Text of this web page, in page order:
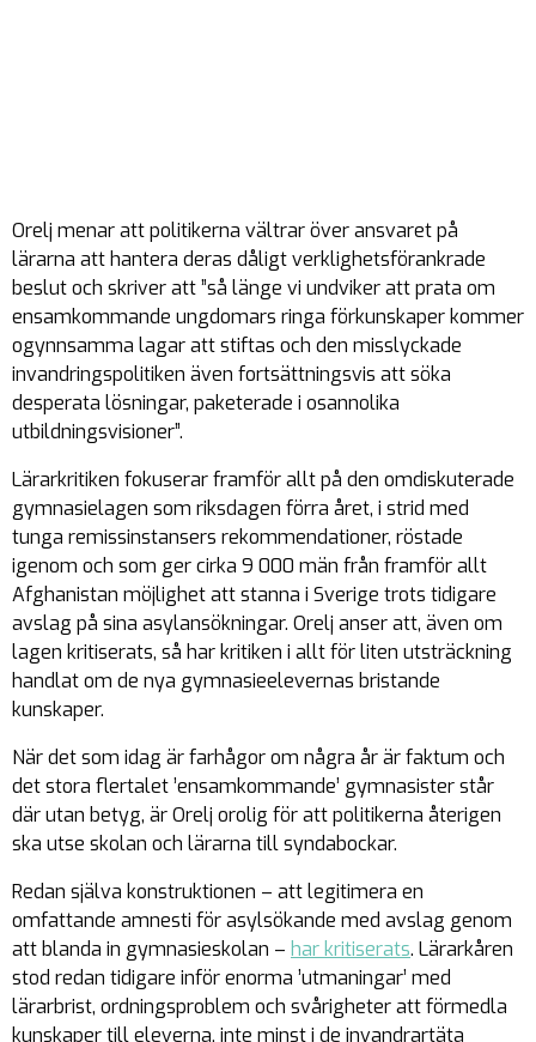
Orelj menar att politikerna vältrar över ansvaret på
lärarna att hantera deras dåligt verklighetsförankrade
beslut och skriver att ”så länge vi undviker att prata om
ensamkommande ungdomars ringa förkunskaper kommer
ogynnsamma lagar att stiftas och den misslyckade
invandringspolitiken även fortsättningsvis att söka
desperata lösningar, paketerade i osannolika
utbildningsvisioner”.
Lärarkritiken fokuserar framför allt på den omdiskuterade
gymnasielagen som riksdagen förra året, i strid med
tunga remissinstansers rekommendationer, röstade
igenom och som ger cirka 9 000 män från framför allt
Afghanistan möjlighet att stanna i Sverige trots tidigare
avslag på sina asylansökningar. Orelj anser att, även om
lagen kritiserats, så har kritiken i allt för liten utsträckning
handlat om de nya gymnasieelevernas bristande
kunskaper.
När det som idag är farhågor om några år är faktum och
det stora flertalet ’ensamkommande’ gymnasister står
där utan betyg, är Orelj orolig för att politikerna återigen
ska utse skolan och lärarna till syndabockar.
Redan själva konstruktionen – att legitimera en
omfattande amnesti för asylsökande med avslag genom
att blanda in gymnasieskolan – har kritiserats. Lärarkåren
stod redan tidigare inför enorma ’utmaningar’ med
lärarbrist, ordningsproblem och svårigheter att förmedla
kunskaper till eleverna, inte minst i de invandrartäta